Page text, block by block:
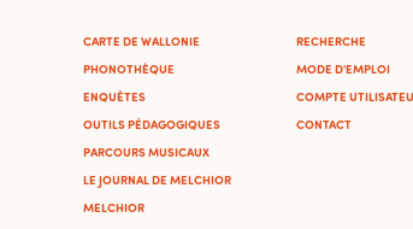
CARTE DE WALLONIE
PHONOTHÈQUE
ENQUÊTES
OUTILS PÉDAGOGIQUES
PARCOURS MUSICAUX
LE JOURNAL DE MELCHIOR
MELCHIOR
RECHERCHE
MODE D'EMPLOI
COMPTE
CONTACT